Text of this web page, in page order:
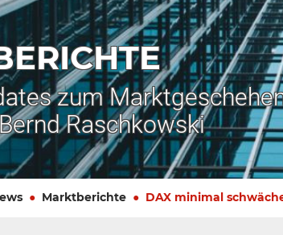
zum
Raschkowski
Marktberichte DAX minimal